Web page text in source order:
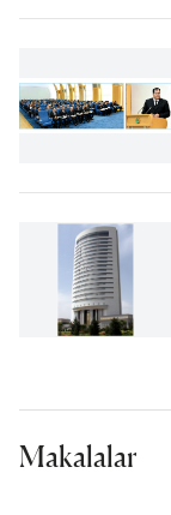
Makalalar